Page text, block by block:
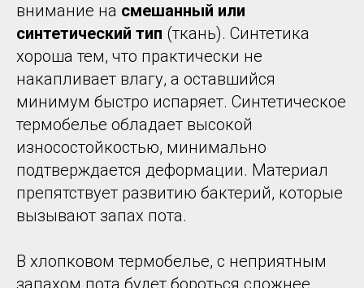
внимание на смешанный или
синтетический тип (ткань). Синтетика
хороша тем, что практически не
накапливает влагу, а оставшийся
минимум быстро испаряет. Синтетическое
термобелье обладает высокой
износостойкостью, минимально
подтверждается деформации. Материал
препятствует развитию бактерий, которые
вызывают запах пота.
В хлопковом термобелье, с неприятным